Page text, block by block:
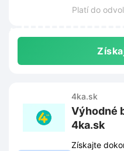
Platí do
4ka.sk
Výhodné
4ka.sk
Získajte